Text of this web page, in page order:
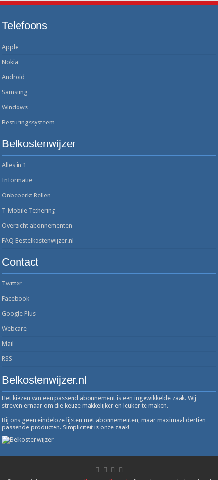
Telefoons
Apple
Nokia
Android
Samsung
Windows
Besturingssysteem
Belkostenwijzer
Alles in 1
Informatie
Onbeperkt Bellen
T-Mobile Tethering
Overzicht abonnementen
FAQ Bestelkostenwijzer.nl
Contact
Twitter
Facebook
Google Plus
Webcare
Mail
RSS
Belkostenwijzer.nl
Het kiezen van een passend abonnement is een ingewikkelde zaak. Wij
streven ernaar om die keuze makkelijker en leuker te maken.
Bij ons geen eindeloze lijsten met abonnementen, maar maximaal dertien
passende producten. Simpliciteit is onze zaak!